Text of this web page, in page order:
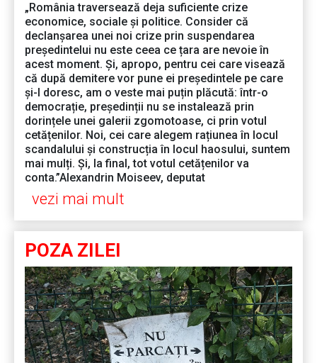
„România traversează deja suficiente crize
economice, sociale și politice. Consider că
declanșarea unei noi crize prin suspendarea
președintelui nu este ceea ce țara are nevoie în
acest moment. Și, apropo, pentru cei care visează
că după demitere vor pune ei președintele pe care
și-l doresc, am o veste mai puțin plăcută: într-o
democrație, președinții nu se instalează prin
dorințele unei galerii zgomotoase, ci prin votul
cetățenilor. Noi, cei care alegem rațiunea în locul
scandalului și construcția în locul haosului, suntem
mai mulți. Și, la final, tot votul cetățenilor va
conta.”Alexandrin Moiseev, deputat
vezi mai mult
POZA ZILEI